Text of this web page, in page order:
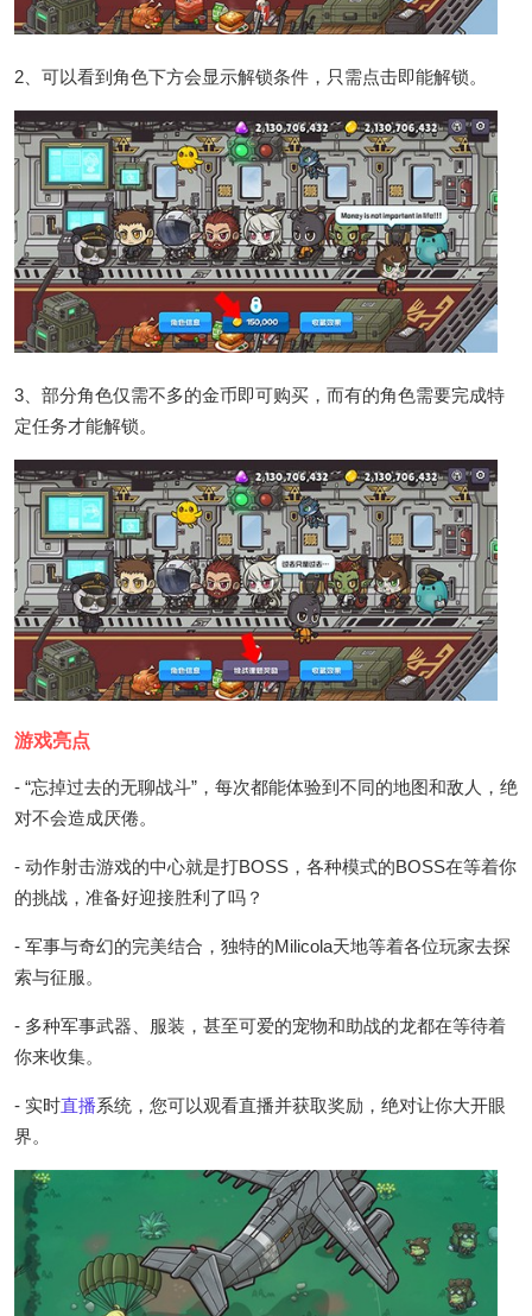
2、可以看到角色下方会显示解锁条件，只需点击即能解锁。
3、部分角色仅需不多的金币即可购买，而有的角色需要完成特
定任务才能解锁。
游戏亮点
- “忘掉过去的无聊战斗”，每次都能体验到不同的地图和敌人，绝
对不会造成厌倦。
- 动作射击游戏的中心就是打BOSS，各种模式的BOSS在等着你
的挑战，准备好迎接胜利了吗？
- 军事与奇幻的完美结合，独特的Milicola天地等着各位玩家去探
索与征服。
- 多种军事武器、服装，甚至可爱的宠物和助战的龙都在等待着
你来收集。
- 实时直播系统，您可以观看直播并获取奖励，绝对让你大开眼
界。